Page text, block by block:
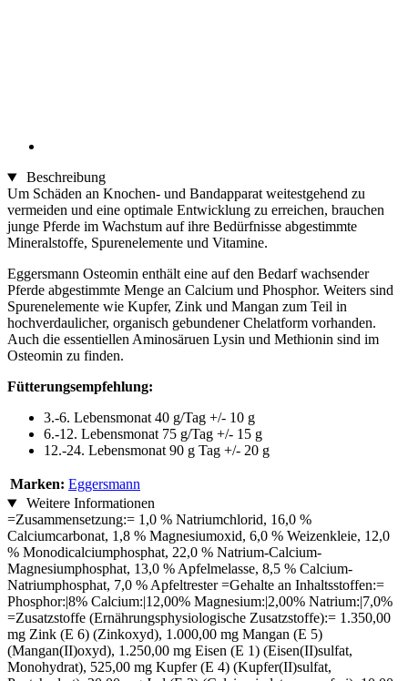
Beschreibung
Um Schäden an Knochen- und Bandapparat weitestgehend zu
vermeiden und eine optimale Entwicklung zu erreichen, brauchen
junge Pferde im Wachstum auf ihre Bedürfnisse abgestimmte
Mineralstoffe, Spurenelemente und Vitamine.
Eggersmann Osteomin enthält eine auf den Bedarf wachsender
Pferde abgestimmte Menge an Calcium und Phosphor. Weiters sind
Spurenelemente wie Kupfer, Zink und Mangan zum Teil in
hochverdaulicher, organisch gebundener Chelatform vorhanden.
Auch die essentiellen Aminosäruen Lysin und Methionin sind im
Osteomin zu finden.
Fütterungsempfehlung:
3.-6. Lebensmonat 40 g/Tag +/- 10 g
6.-12. Lebensmonat 75 g/Tag +/- 15 g
12.-24. Lebensmonat 90 g Tag +/- 20 g
Marken: Eggersmann
Weitere Informationen
=Zusammensetzung:= 1,0 % Natriumchlorid, 16,0 %
Calciumcarbonat, 1,8 % Magnesiumoxid, 6,0 % Weizenkleie, 12,0
% Monodicalciumphosphat, 22,0 % Natrium-Calcium-
Magnesiumphosphat, 13,0 % Apfelmelasse, 8,5 % Calcium-
Natriumphosphat, 7,0 % Apfeltrester =Gehalte an Inhaltsstoffen:=
Phosphor:|8% Calcium:|12,00% Magnesium:|2,00% Natrium:|7,0%
=Zusatzstoffe (Ernährungsphysiologische Zusatzstoffe):= 1.350,00
mg Zink (E 6) (Zinkoxyd), 1.000,00 mg Mangan (E 5)
(Mangan(II)oxyd), 1.250,00 mg Eisen (E 1) (Eisen(II)sulfat,
Monohydrat), 525,00 mg Kupfer (E 4) (Kupfer(II)sulfat,